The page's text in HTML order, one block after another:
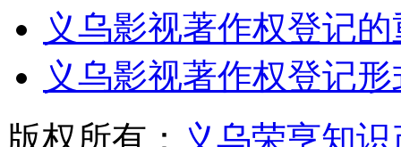
义乌影视著作权登记
义乌影视著作权登记
版权所有： 义乌荣亨知